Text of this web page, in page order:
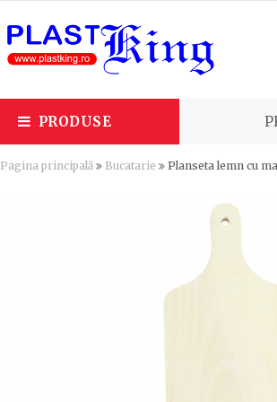
PRODUSE
Pagina principală Bucatarie Planseta lemn cu